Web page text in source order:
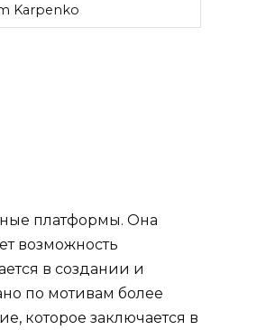
Karpenko
платформы. Она
возможность
в создании и
по мотивам более
которое заключается в